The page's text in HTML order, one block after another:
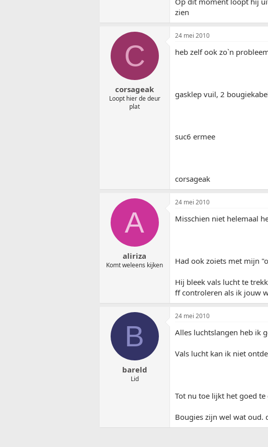
zien
C
corsageak
Loopt hier de deur
plat
24 mei 2010
heb zelf ook zo`n
gasklep vuil, 2
suc6 ermee
corsageak
A
aliriza
Komt weleens kijken
24 mei 2010
Misschien niet helemaal
Had ook zoiets met mijn
Hij bleek vals lucht te
ff controleren als ik jouw
B
bareld
Lid
24 mei 2010
Alles luchtslangen heb ik
Vals lucht kan ik niet
Tot nu toe lijkt het goed te
Bougies zijn wel wat oud.